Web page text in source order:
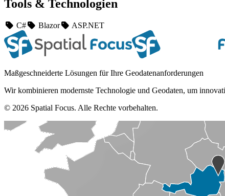
Tools & Technologien
C# Blazor ASP.NET
Maßgeschneiderte Lösungen für Ihre Geodatenanforderungen
Wir kombinieren modernste Technologie und Geodaten, um
© 2026 Spatial Focus. Alle Rechte vorbehalten.